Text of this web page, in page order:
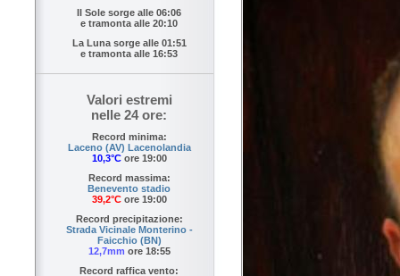
Il Sole sorge alle 06:06
e tramonta alle 20:10
La Luna sorge alle 01:51
e tramonta alle 16:53
Valori estremi
nelle 24 ore:
Record minima:
Laceno (AV) Lacenolandia
10,3°Core 19:00
Record massima:
Benevento stadio
39,2°Core 19:00
Record precipitazione:
Strada Vicinale Monterino -
Faicchio (BN)
12,7mm ore 18:55
Record raffica vento: